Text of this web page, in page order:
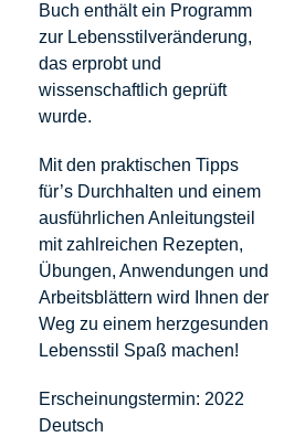
Buch enthält ein Programm
zur Lebensstilveränderung,
das erprobt und
wissenschaftlich geprüft
wurde.
Mit den praktischen Tipps
für’s Durchhalten und einem
ausführlichen Anleitungsteil
mit zahlreichen Rezepten,
Übungen, Anwendungen und
Arbeitsblättern wird Ihnen der
Weg zu einem herzgesunden
Lebensstil Spaß machen!
Erscheinungstermin: 2022
Deutsch